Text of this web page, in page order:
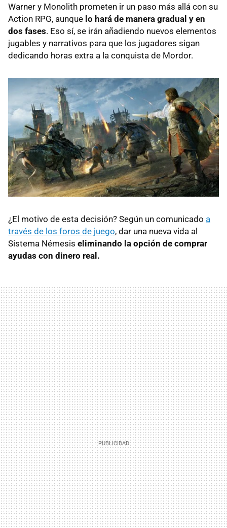
Warner y Monolith prometen ir un paso más allá con su
Action RPG, aunque lo hará de manera gradual y en
dos fases. Eso sí, se irán añadiendo nuevos elementos
jugables y narrativos para que los jugadores sigan
dedicando horas extra a la conquista de Mordor.
¿El motivo de esta decisión? Según un comunicado a
través de los foros de juego, dar una nueva vida al
Sistema Némesis eliminando la opción de comprar
ayudas con dinero real.